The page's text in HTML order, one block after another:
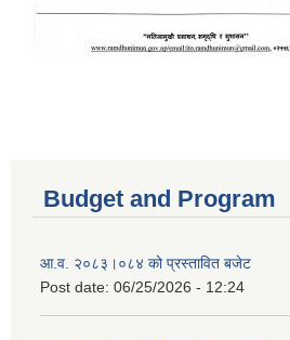
Budget and Program
आ.व. २०८३।०८४ को प्रस्तावित बजेट
Post date: 06/25/2026 - 12:24